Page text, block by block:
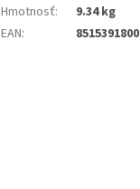
Hmotnosť:
9.34 kg
EAN: 8515391800